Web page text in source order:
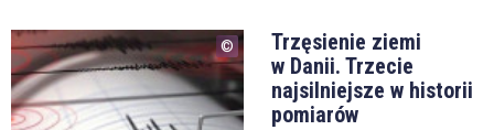
Trzęsienie ziemi
w Danii. Trzecie
najsilniejsze w historii
pomiarów